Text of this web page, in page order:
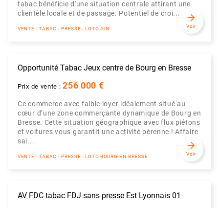
tabac bénéficie d'une situation centrale attirant une
clientèle locale et de passage. Potentiel de croi...
VENTE - TABAC - PRESSE - LOTO AIN
arrow_forward
Voir
Opportunité Tabac Jeux centre de Bourg en Bresse
Prix de vente :256 000 €
Ce commerce avec faible loyer idéalement situé au
cœur d’une zone commerçante dynamique de Bourg en
Bresse. Cette situation géographique avec flux piétons
et voitures vous garantit une activité pérenne ! Affaire
sai...
VENTE - TABAC - PRESSE - LOTO BOURG-EN-BRESSE
arrow_forward
Voir
AV FDC tabac FDJ sans presse Est Lyonnais 01